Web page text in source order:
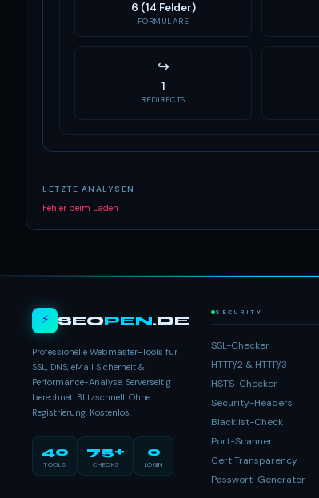
6 (14 Felder)
FORMULARE
↪
1
REDIRECTS
LETZTE ANALYSEN
Fehler beim Laden
⚡ SEOPEN.DE
Professionelle Webmaster-Tools für
SSL, DNS, eMail Sicherheit &
Performance-Analyse. Serverseitig
berechnet. Blitzschnell. Ohne
Registrierung. Kostenlos.
40
TOOLS
75+
CHECKS
0
LOGIN
SECURITY
SSL-Checker
HTTP/2 & HTTP/3
HSTS-Checker
Security-Headers
Blacklist-Check
Port-Scanner
Cert Transparency
Passwort-Generator